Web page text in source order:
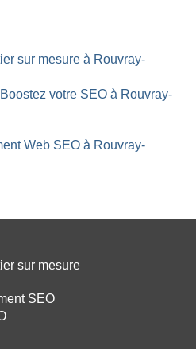
sur mesure à Rouvray-
votre SEO à Rouvray-
Web SEO à Rouvray-
sur mesure
SEO